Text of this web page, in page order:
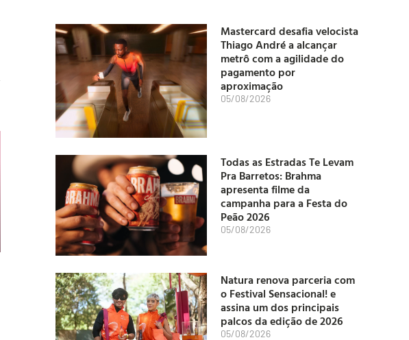
Mastercard desafia velocista
Thiago André a alcançar
metrô com a agilidade do
pagamento por
aproximação
05/08/2026
Todas as Estradas Te Levam
Pra Barretos: Brahma
apresenta filme da
campanha para a Festa do
Peão 2026
05/08/2026
Natura renova parceria com
o Festival Sensacional! e
assina um dos principais
palcos da edição de 2026
05/08/2026